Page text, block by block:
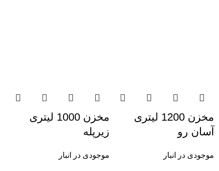
مخزن 1200 لیتری
آسان رو
موجودی در انبار
مخزن 1000 لیتری
زیرپله
موجودی در انبار